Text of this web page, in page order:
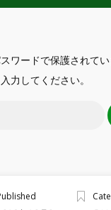
ワードで保護されて
力してください。